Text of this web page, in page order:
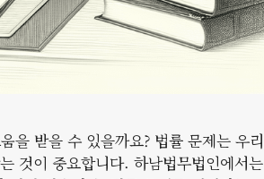
을 받을 수 있을까요? 법률 문제는 우리
것이 중요합니다. 하남법무법인에서는